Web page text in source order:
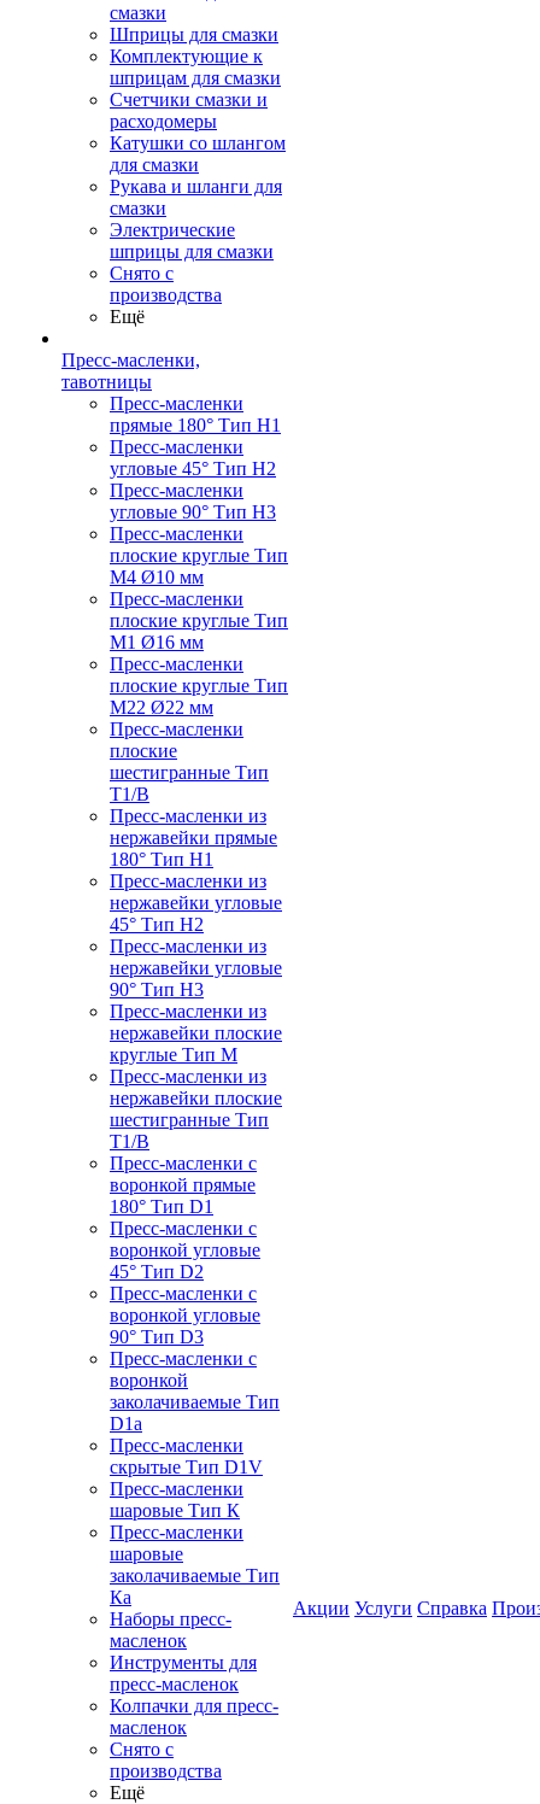
смазки
Шприцы для смазки
Комплектующие к
шприцам для смазки
Счетчики смазки и
расходомеры
Катушки со шлангом
для смазки
Рукава и шланги для
смазки
Электрические
шприцы для смазки
Снято с
производства
Ещё
Пресс-масленки,
тавотницы
Пресс-масленки
прямые 180° Тип H1
Пресс-масленки
угловые 45° Тип H2
Пресс-масленки
угловые 90° Тип H3
Пресс-масленки
плоские круглые Тип
M4 Ø10 мм
Пресс-масленки
плоские круглые Тип
M1 Ø16 мм
Пресс-масленки
плоские круглые Тип
M22 Ø22 мм
Пресс-масленки
плоские
шестигранные Тип
T1/B
Пресс-масленки из
нержавейки прямые
180° Тип H1
Пресс-масленки из
нержавейки угловые
45° Тип H2
Пресс-масленки из
нержавейки угловые
90° Тип H3
Пресс-масленки из
нержавейки плоские
круглые Тип M
Пресс-масленки из
нержавейки плоские
шестигранные Тип
T1/B
Пресс-масленки с
воронкой прямые
180° Тип D1
Пресс-масленки с
воронкой угловые
45° Тип D2
Пресс-масленки с
воронкой угловые
90° Тип D3
Пресс-масленки с
воронкой
заколачиваемые Тип
D1a
Пресс-масленки
скрытые Тип D1V
Пресс-масленки
шаровые Тип К
Пресс-масленки
шаровые
заколачиваемые Тип
Кa
Наборы пресс-
масленок
Инструменты для
пресс-масленок
Колпачки для пресс-
масленок
Снято с
производства
Ещё
Акции Услуги Справка